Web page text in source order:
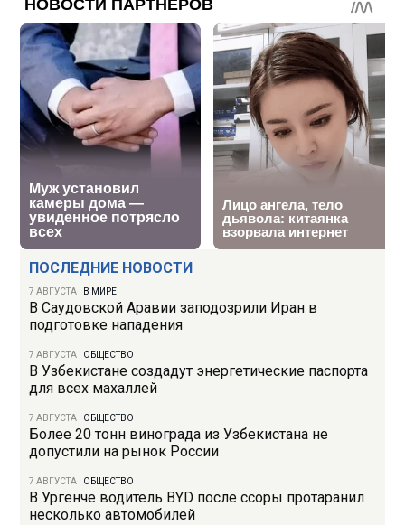
ПОСЛЕДНИЕ НОВОСТИ
7 АВГУСТА В МИРЕ
В Саудовской Аравии заподозрили Иран в
подготовке нападения
7 АВГУСТА ОБЩЕСТВО
В Узбекистане создадут энергетические паспорта
для всех махаллей
7 АВГУСТА ОБЩЕСТВО
Более 20 тонн винограда из Узбекистана не
допустили на рынок России
7 АВГУСТА ОБЩЕСТВО
В Ургенче водитель BYD после ссоры протаранил
несколько автомобилей